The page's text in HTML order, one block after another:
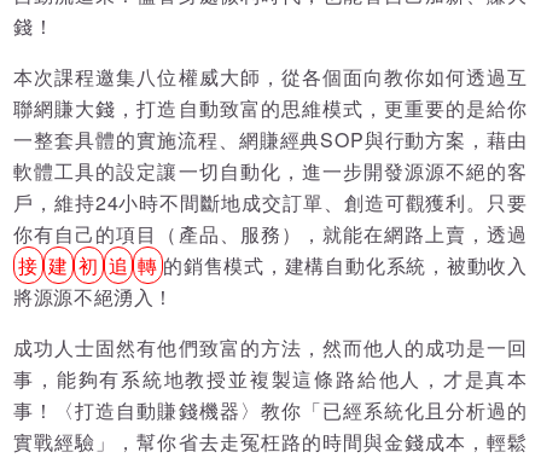
錢！
本次課程邀集八位權威大師，從各個面向教你如何透過互
聯網賺大錢，打造自動致富的思維模式，更重要的是給你
一整套具體的實施流程、網賺經典SOP與行動方案，藉由
軟體工具的設定讓一切自動化，進一步開發源源不絕的客
戶，維持24小時不間斷地成交訂單、創造可觀獲利。只要
你有自己的項目（產品、服務），就能在網路上賣，透過
接 建 初 追 轉 的銷售模式，建構自動化系統，被動收入
將源源不絕湧入！
成功人士固然有他們致富的方法，然而他人的成功是一回
事，能夠有系統地教授並複製這條路給他人，才是真本
事！〈打造自動賺錢機器〉教你「已經系統化且分析過的
實戰經驗」，幫你省去走冤枉路的時間與金錢成本，輕鬆